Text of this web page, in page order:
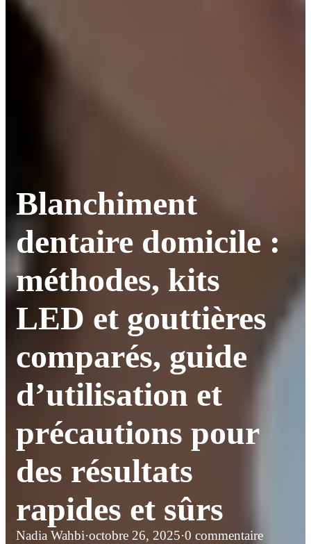
Blanchiment
dentaire domicile :
méthodes, kits
LED et gouttières
comparés, guide
d’utilisation et
précautions pour
des résultats
rapides et sûrs
Nadia Wahbi·octobre 26, 2025·0 commentaire